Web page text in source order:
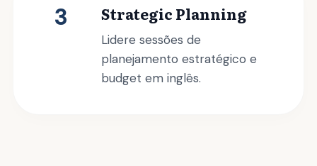
3 Strategic Planning
Lidere sessões de
planejamento estratégico e
budget em inglês.